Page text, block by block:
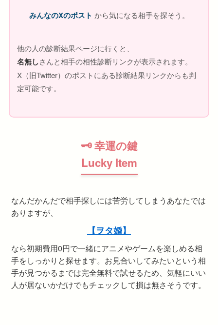
みんなのXのポスト から気になる相手を探そう。
他の人の診断結果ページに行くと、
名無しさんと相手の相性診断リンクが表示されます。
X（旧Twitter）のポストにある診断結果リンクからも判
定可能です。
🗝 幸運の鍵
Lucky Item
なんだかんだで相手探しには苦労してしまうあなたでは
ありますが、
【ヲタ婚】
なら初期費用0円で一緒にアニメやゲームを楽しめる相
手をしっかりと探せます。お見合いしてみたいという相
手が見つかるまでは完全無料で試せるため、気軽にいい
人が居ないかだけでもチェックして損は無さそうです。